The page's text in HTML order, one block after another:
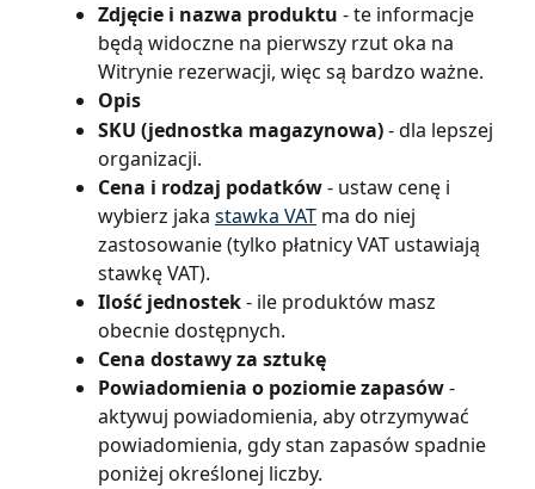
Zdjęcie i nazwa produktu - te informacje
będą widoczne na pierwszy rzut oka na
Witrynie rezerwacji, więc są bardzo ważne.
Opis
SKU (jednostka magazynowa) - dla lepszej
organizacji.
Cena i rodzaj podatków - ustaw cenę i
wybierz jaka stawka VAT ma do niej
zastosowanie (tylko płatnicy VAT ustawiają
stawkę VAT).
Ilość jednostek - ile produktów masz
obecnie dostępnych.
Cena dostawy za sztukę
Powiadomienia o poziomie zapasów -
aktywuj powiadomienia, aby otrzymywać
powiadomienia, gdy stan zapasów spadnie
poniżej określonej liczby.